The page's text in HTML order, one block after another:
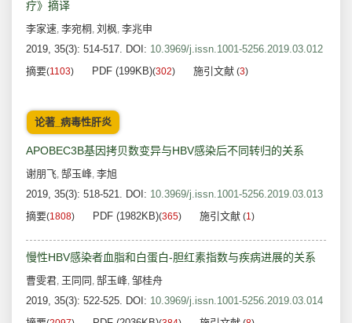
疗》摘译
李家速, 李宛桐, 刘枫, 李兆申
2019, 35(3): 514-517. DOI: 10.3969/j.issn.1001-5256.2019.03.012
摘要(1103) PDF (199KB)(302) 施引文献 (3)
论著_病毒性肝炎
APOBEC3B基因拷贝数变异与HBV感染后不同转归的关系
谢朋飞, 郜玉峰, 李旭
2019, 35(3): 518-521. DOI: 10.3969/j.issn.1001-5256.2019.03.013
摘要(1808) PDF (1982KB)(365) 施引文献 (1)
慢性HBV感染者血脂和白蛋白-胆红素指数与疾病进展的关系
曹雯君, 王同同 , 郜玉峰, 邹桂舟
2019, 35(3): 522-525. DOI: 10.3969/j.issn.1001-5256.2019.03.014